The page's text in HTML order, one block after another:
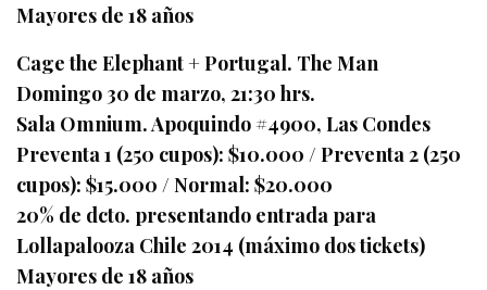
Mayores de 18 años
Cage the Elephant + Portugal. The Man
Domingo 30 de marzo, 21:30 hrs.
Sala Omnium. Apoquindo #4900, Las Condes
Preventa 1 (250 cupos): $10.000 / Preventa 2 (250
cupos): $15.000 / Normal: $20.000
20% de dcto. presentando entrada para
Lollapalooza Chile 2014 (máximo dos tickets)
Mayores de 18 años